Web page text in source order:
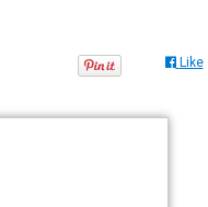
Like